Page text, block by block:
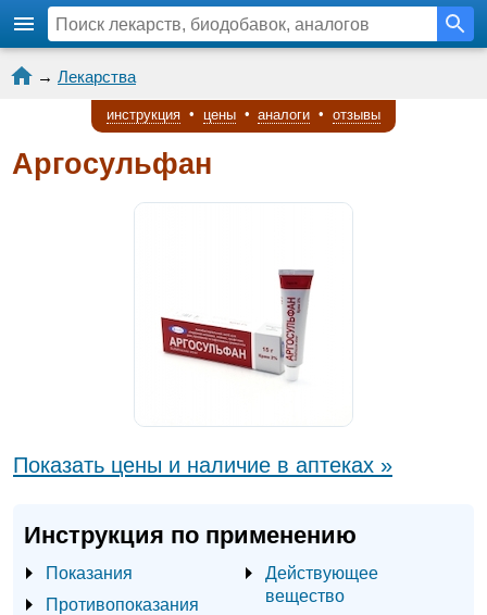
→ Лекарства
инструкция • цены • аналоги • отзывы
Аргосульфан
Показать цены и наличие в аптеках »
Инструкция по применению
Показания
Противопоказания
Действующее
вещество